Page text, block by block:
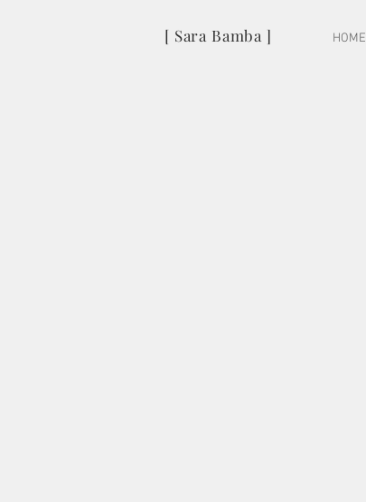
[ Sara Bamba ] HOME
NOTODOFILMFEST